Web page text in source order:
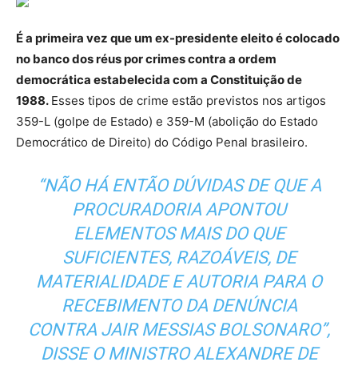
É a primeira vez que um ex-presidente eleito é colocado
no banco dos réus por crimes contra a ordem
democrática estabelecida com a Constituição de
1988. Esses tipos de crime estão previstos nos artigos
359-L (golpe de Estado) e 359-M (abolição do Estado
Democrático de Direito) do Código Penal brasileiro.
“NÃO HÁ ENTÃO DÚVIDAS DE QUE A
PROCURADORIA APONTOU
ELEMENTOS MAIS DO QUE
SUFICIENTES, RAZOÁVEIS, DE
MATERIALIDADE E AUTORIA PARA O
RECEBIMENTO DA DENÚNCIA
CONTRA JAIR MESSIAS BOLSONARO”,
DISSE O MINISTRO ALEXANDRE DE